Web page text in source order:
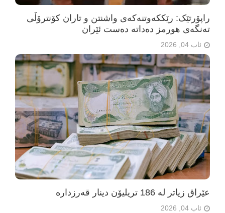
راپۆرتێک: رێککەوتنەکەی واشنتن و تاران کۆنترۆڵی
تەنگەی هورمز دەداتە دەست ئێران
ئاب 04, 2026
عێراق زیاتر لە 186 تریلیۆن دینار قەرزدارە
ئاب 04, 2026